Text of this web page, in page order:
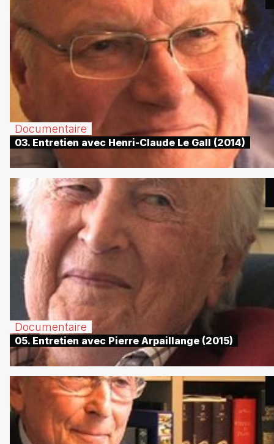
Documentaire
03. Entretien avec Henri-Claude Le Gall (2014)
Documentaire
05. Entretien avec Pierre Arpaillange (2015)